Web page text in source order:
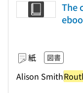
The
紙 図書
Alison Smith